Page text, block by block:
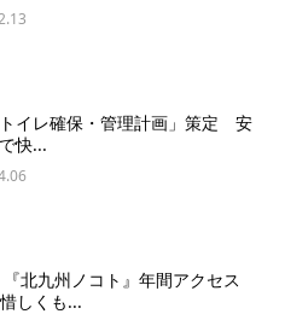
トイレ確保・管理計画」策定 安
快...
『北九州ノコト』年間アクセス
しくも...